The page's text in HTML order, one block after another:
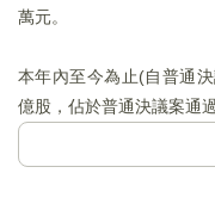
萬元。
本年內至今為止(自普通
億股，佔於普通決議案通